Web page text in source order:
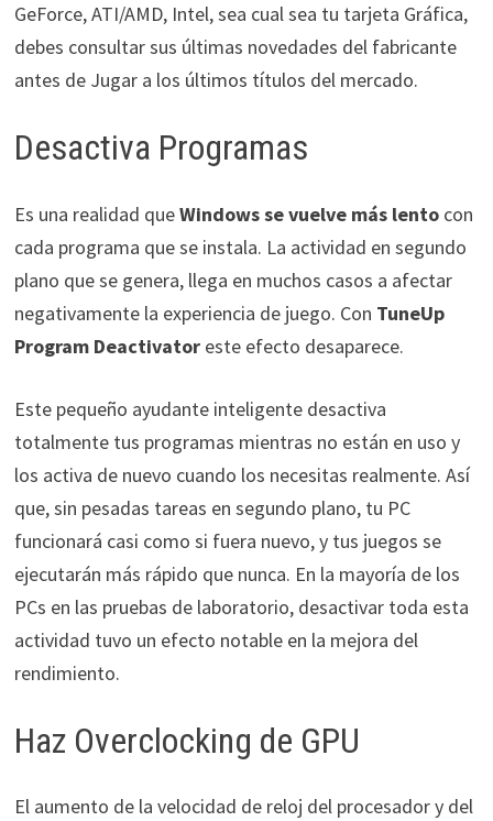
GeForce, ATI/AMD, Intel, sea cual sea tu tarjeta Gráfica,
debes consultar sus últimas novedades del fabricante
antes de Jugar a los últimos títulos del mercado.
Desactiva Programas
Es una realidad queWindows se vuelve más lentocon
cada programa que se instala. La actividad en segundo
plano que se genera, llega en muchos casos a afectar
negativamente la experiencia de juego. Con TuneUp
Program Deactivatoreste efecto desaparece.
Este pequeño ayudante inteligente desactiva
totalmente tus programas mientras no están en uso y
los activa de nuevo cuando los necesitas realmente. Así
que, sin pesadas tareas en segundo plano, tu PC
funcionará casi como si fuera nuevo, y tus juegos se
ejecutarán más rápido que nunca. En la mayoría de los
PCs en las pruebas de laboratorio, desactivar toda esta
actividad tuvo un efecto notable en la mejora del
rendimiento.
Haz Overclocking de GPU
El aumento de la velocidad de reloj del procesador y del